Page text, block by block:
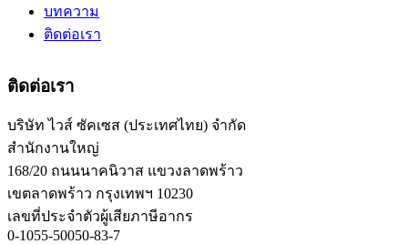
บทความ
ติดต่อเรา
ติดต่อเรา
บริษัท ไวส์ ซัคเซส (ประเทศไทย) จำกัด
สำนักงานใหญ่
168/20 ถนนนาคนิวาส แขวงลาดพร้าว
เขตลาดพร้าว กรุงเทพฯ 10230
เลขที่ประจำตัวผู้เสียภาษีอากร
0-1055-50050-83-7